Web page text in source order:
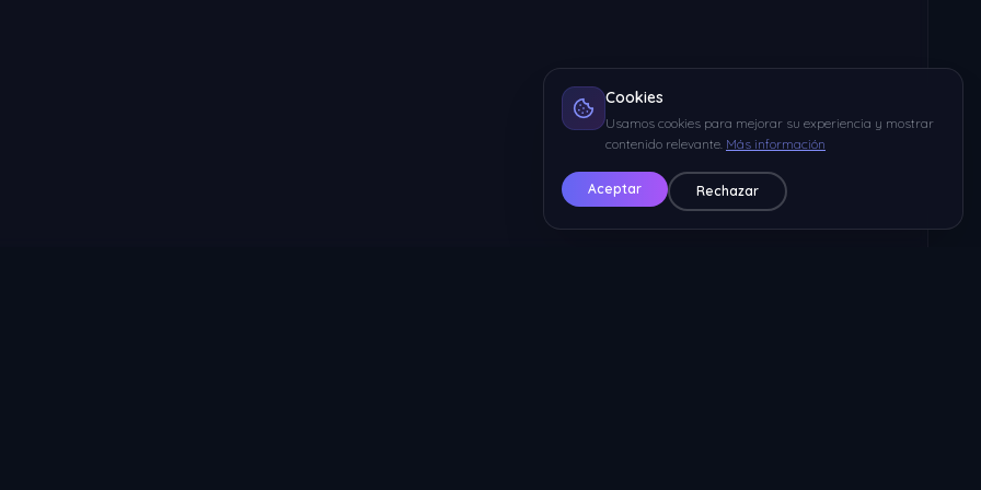
Cookies
Usamos cookies para mejorar su experiencia y mostrar
contenido relevante. Más información
Aceptar Rechazar